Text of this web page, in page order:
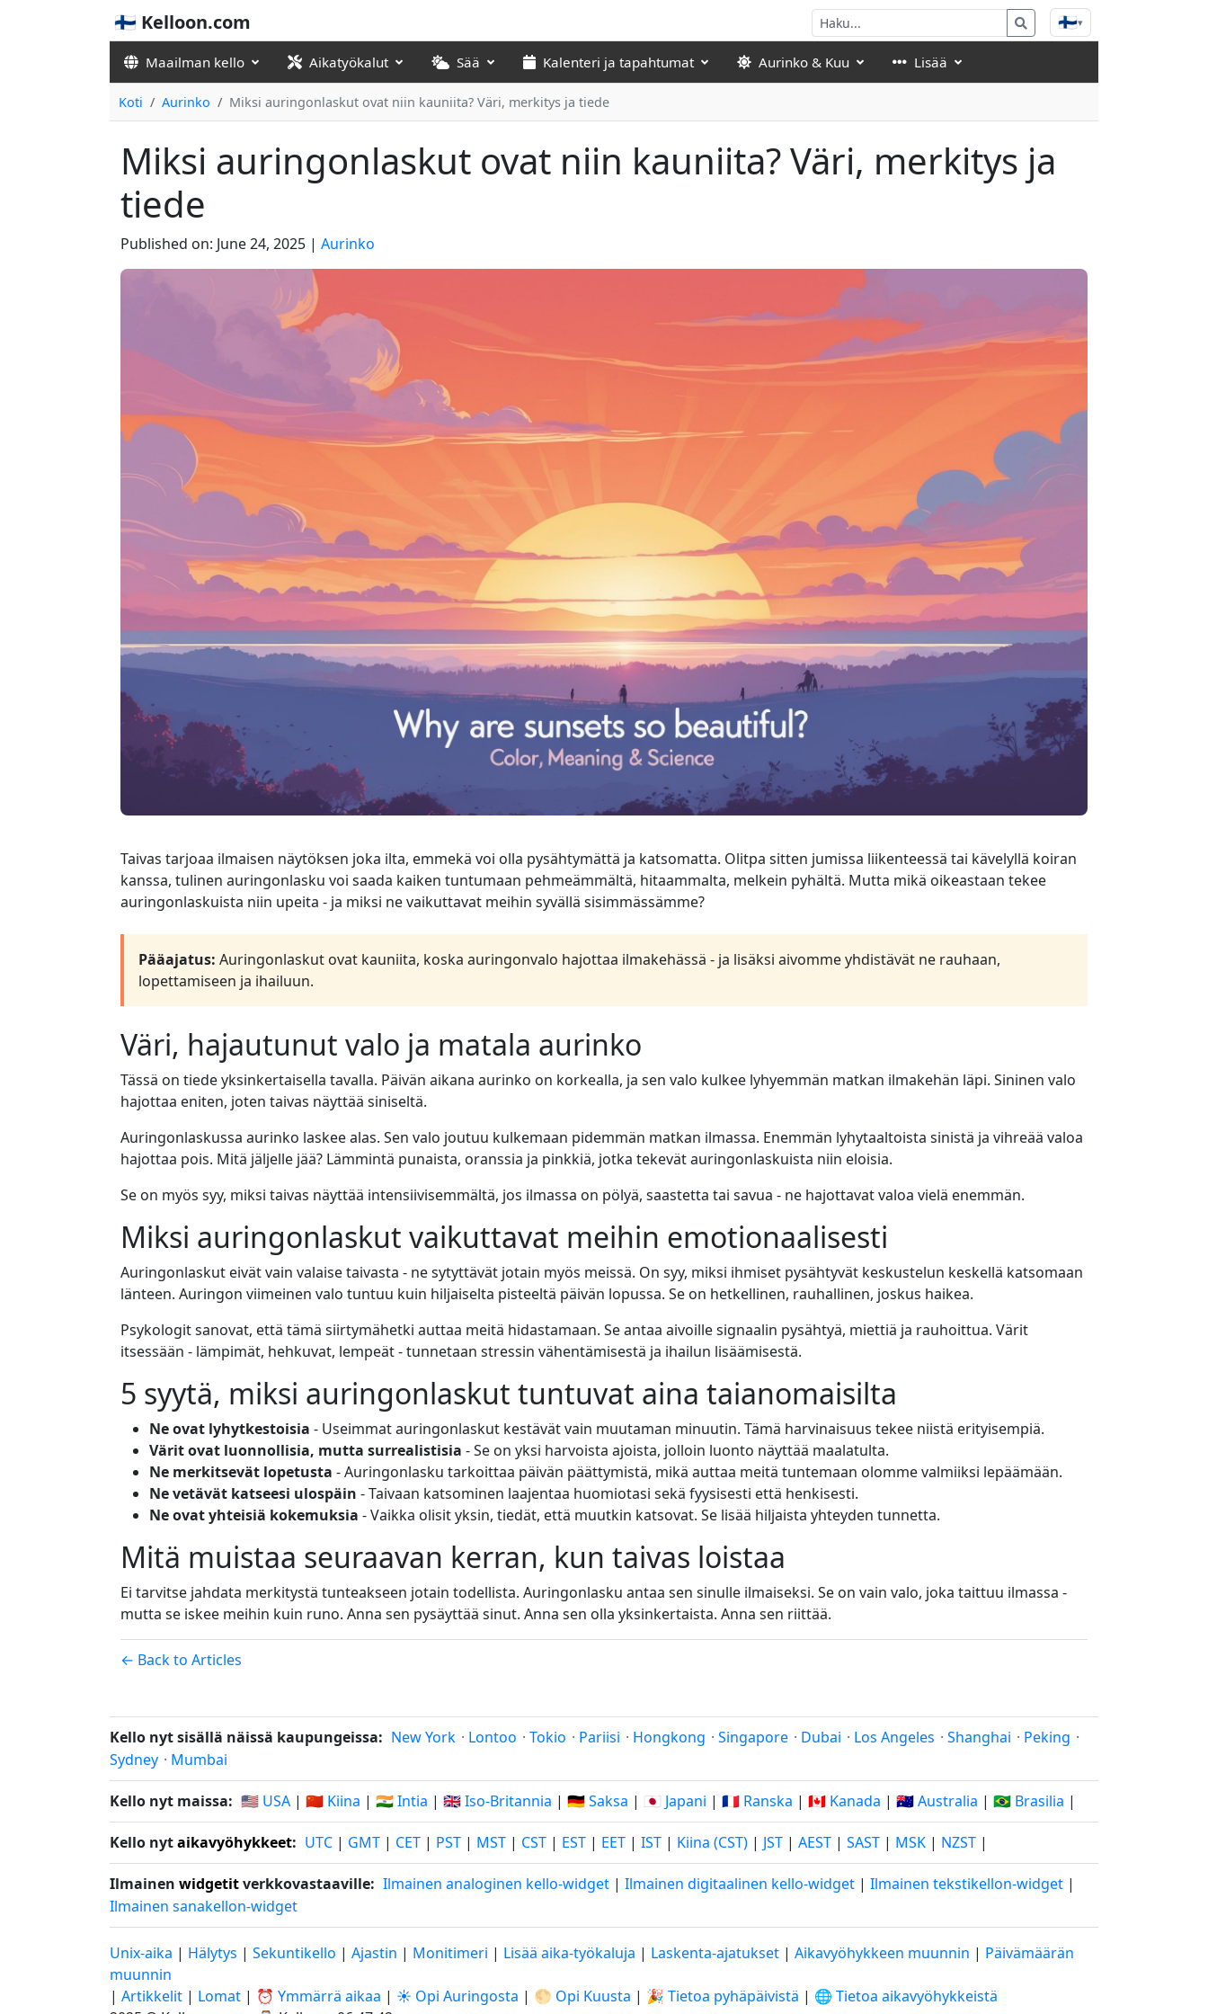
🇫🇮 Kelloon.com 🇫🇮▾
Maailman kello Aikatyökalut Sää Kalenteri ja tapahtumat Aurinko & Kuu Lisää
Koti Aurinko Miksi auringonlaskut ovat niin kauniita? Väri, merkitys ja tiede
Miksi auringonlaskut ovat niin kauniita? Väri, merkitys ja
tiede
Published on: June 24, 2025 | Aurinko
Taivas tarjoaa ilmaisen näytöksen joka ilta, emmekä voi olla pysähtymättä ja katsomatta. Olitpa sitten jumissa liikenteessä tai kävelyllä koiran
kanssa, tulinen auringonlasku voi saada kaiken tuntumaan pehmeämmältä, hitaammalta, melkein pyhältä. Mutta mikä oikeastaan tekee
auringonlaskuista niin upeita - ja miksi ne vaikuttavat meihin syvällä sisimmässämme?
Pääajatus: Auringonlaskut ovat kauniita, koska auringonvalo hajottaa ilmakehässä - ja lisäksi aivomme yhdistävät ne rauhaan,
lopettamiseen ja ihailuun.
Väri, hajautunut valo ja matala aurinko
Tässä on tiede yksinkertaisella tavalla. Päivän aikana aurinko on korkealla, ja sen valo kulkee lyhyemmän matkan ilmakehän läpi. Sininen valo
hajottaa eniten, joten taivas näyttää siniseltä.
Auringonlaskussa aurinko laskee alas. Sen valo joutuu kulkemaan pidemmän matkan ilmassa. Enemmän lyhytaaltoista sinistä ja vihreää valoa
hajottaa pois. Mitä jäljelle jää? Lämmintä punaista, oranssia ja pinkkiä, jotka tekevät auringonlaskuista niin eloisia.
Se on myös syy, miksi taivas näyttää intensiivisemmältä, jos ilmassa on pölyä, saastetta tai savua - ne hajottavat valoa vielä enemmän.
Miksi auringonlaskut vaikuttavat meihin emotionaalisesti
Auringonlaskut eivät vain valaise taivasta - ne sytyttävät jotain myös meissä. On syy, miksi ihmiset pysähtyvät keskustelun keskellä katsomaan
länteen. Auringon viimeinen valo tuntuu kuin hiljaiselta pisteeltä päivän lopussa. Se on hetkellinen, rauhallinen, joskus haikea.
Psykologit sanovat, että tämä siirtymähetki auttaa meitä hidastamaan. Se antaa aivoille signaalin pysähtyä, miettiä ja rauhoittua. Värit
itsessään - lämpimät, hehkuvat, lempeät - tunnetaan stressin vähentämisestä ja ihailun lisäämisestä.
5 syytä, miksi auringonlaskut tuntuvat aina taianomaisilta
Ne ovat lyhytkestoisia - Useimmat auringonlaskut kestävät vain muutaman minuutin. Tämä harvinaisuus tekee niistä erityisempiä.
Värit ovat luonnollisia, mutta surrealistisia - Se on yksi harvoista ajoista, jolloin luonto näyttää maalatulta.
Ne merkitsevät lopetusta - Auringonlasku tarkoittaa päivän päättymistä, mikä auttaa meitä tuntemaan olomme valmiiksi lepäämään.
Ne vetävät katseesi ulospäin - Taivaan katsominen laajentaa huomiotasi sekä fyysisesti että henkisesti.
Ne ovat yhteisiä kokemuksia - Vaikka olisit yksin, tiedät, että muutkin katsovat. Se lisää hiljaista yhteyden tunnetta.
Mitä muistaa seuraavan kerran, kun taivas loistaa
Ei tarvitse jahdata merkitystä tunteakseen jotain todellista. Auringonlasku antaa sen sinulle ilmaiseksi. Se on vain valo, joka taittuu ilmassa -
mutta se iskee meihin kuin runo. Anna sen pysäyttää sinut. Anna sen olla yksinkertaista. Anna sen riittää.
← Back to Articles
Kello nyt sisällä näissä kaupungeissa: New York · Lontoo · Tokio · Pariisi · Hongkong · Singapore · Dubai · Los Angeles · Shanghai · Peking ·
Sydney · Mumbai
Kello nyt maissa: 🇺🇸 USA | 🇨🇳 Kiina | 🇮🇳 Intia | 🇬🇧 Iso-Britannia | 🇩🇪 Saksa | 🇯🇵 Japani | 🇫🇷 Ranska | 🇨🇦 Kanada | 🇦🇺 Australia | 🇧🇷 Brasilia |
Kello nytaikavyöhykkeet: UTC | GMT | CET | PST | MST | CST | EST | EET | IST | Kiina (CST) | JST | AEST | SAST | MSK | NZST |
Ilmainen widgetitverkkovastaaville: Ilmainen analoginen kello-widget | Ilmainen digitaalinen kello-widget | Ilmainen tekstikellon-widget |
Ilmainen sanakellon-widget
Unix-aika | Hälytys | Sekuntikello | Ajastin | Monitimeri | Lisää aika-työkaluja | Laskenta-ajatukset | Aikavyöhykkeen muunnin | Päivämäärän
muunnin
| Artikkelit | Lomat | ⏰ Ymmärrä aikaa | ☀️ Opi Auringosta | 🌕 Opi Kuusta | 🎉 Tietoa pyhäpäivistä | 🌐 Tietoa aikavyöhykkeistä